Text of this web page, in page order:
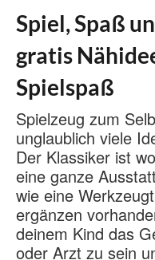
Spiel, Spaß
gratis
Spielspaß
Spielzeug zum
unglaublich viele
Der Klassiker ist
eine ganze
wie eine
ergänzen
deinem Kind das
oder Arzt zu sein